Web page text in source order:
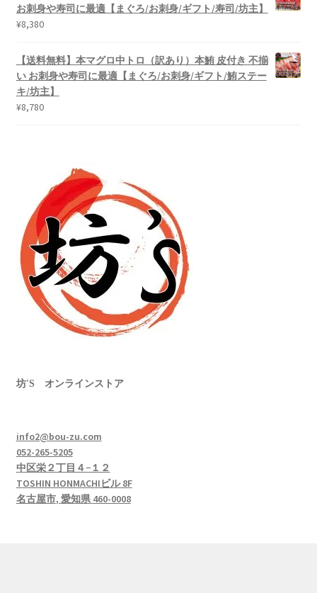
お刺身や寿司に最適【まぐろ/お刺身/ギフト/寿司/坊主】
¥8,380
【送料無料】本マグロ中トロ（訳あり）本鮪 皮付き 不揃
い お刺身や寿司に最適【まぐろ/お刺身/ギフト/鮪ステー
キ/坊主】
¥8,780
坊'S オンラインストア
info2@bou-zu.com
052-265-5205
中区栄２丁目４−１２
TOSHIN HONMACHIビル 8F
名古屋市, 愛知県 460-0008